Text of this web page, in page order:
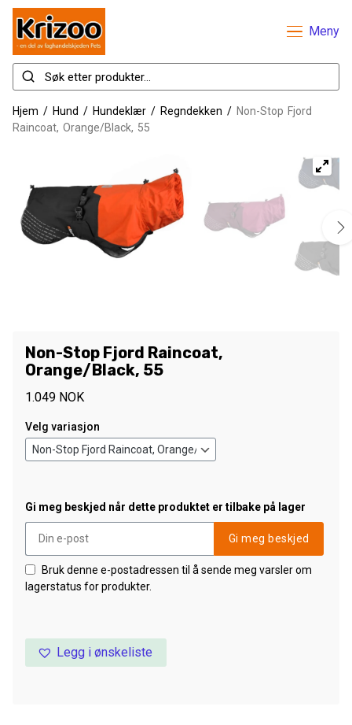
Meny
Hjem / Hund / Hundeklær / Regndekken / Non-Stop Fjord
Raincoat, Orange/Black, 55
Non-Stop Fjord Raincoat,
Orange/Black, 55
1.049 NOK
Velg variasjon
Gi meg beskjed når dette produktet er tilbake på lager
Gi meg beskjed
Bruk denne e-postadressen til å sende meg varsler om
lagerstatus for produkter.
Legg i ønskeliste